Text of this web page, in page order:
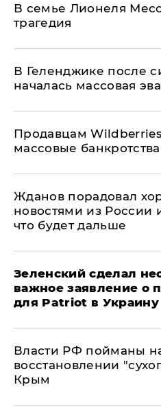
В семье Лионеля
трагедия
В Геленджике после
началась массовая
Продавцам Wildberries
массовые
Жданов порадовал
новостями из России
что будет дальше
Зеленский сделал
важное заявление о
для Patriot в Украину
Власти РФ пойманы
восстановлении
Крым